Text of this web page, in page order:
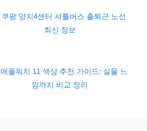
쿠팡 양지4센터 셔틀버스 출퇴근 노선
최신 정보
애플워치 11 색상 추천 가이드: 실물 느
낌까지 비교 정리